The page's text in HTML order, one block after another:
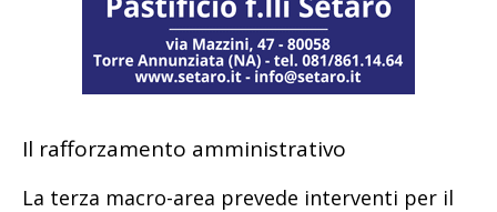
Il rafforzamento amministrativo
La terza macro-area prevede interventi per il